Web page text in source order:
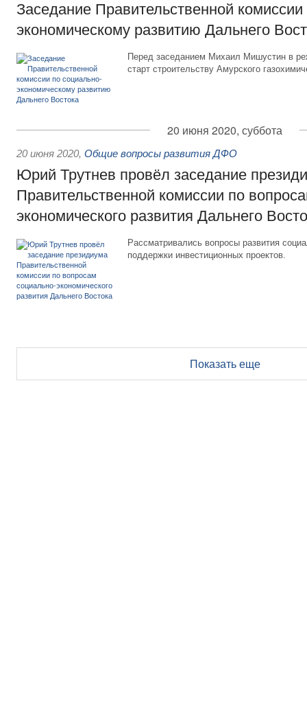
Заседание Правительственной
экономическому развитию Дальнего
Перед заседанием Михаил Мишустин в
старт строительству Амурского
20 июня 2020, суббота
20 июня 2020, Общие вопросы развития ДФО
Юрий Трутнев провёл заседание
Правительственной комиссии по
экономического развития Дальнего
Рассматривались вопросы развития
поддержки инвестиционных проектов.
Показать еще